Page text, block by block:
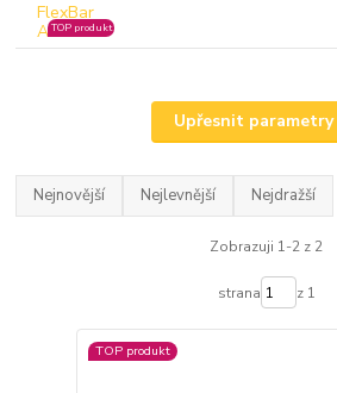
TOP produkt
Upřesnit parametry
Nejnovější Nejlevnější Nejdražší
Zobrazuji 1-2 z 2
strana z 1
TOP produkt